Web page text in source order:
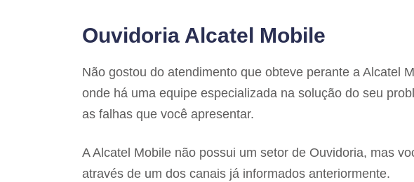
Ouvidoria Alcatel Mobile
Não gostou do atendimento que obteve perante a Alcatel
onde há uma equipe especializada na solução do seu
as falhas que você apresentar.
A Alcatel Mobile não possui um setor de Ouvidoria, mas
através de um dos canais já informados anteriormente.